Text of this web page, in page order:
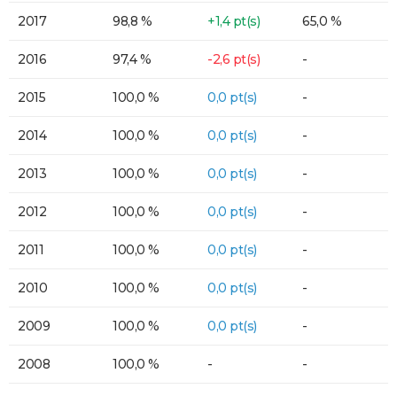
2017 98,8 % +1,4 pt(s) 65,0 %
2016 97,4 % -2,6 pt(s) -
2015 100,0 % 0,0 pt(s) -
2014 100,0 % 0,0 pt(s) -
2013 100,0 % 0,0 pt(s) -
2012 100,0 % 0,0 pt(s) -
2011 100,0 % 0,0 pt(s) -
2010 100,0 % 0,0 pt(s) -
2009 100,0 % 0,0 pt(s) -
2008 100,0 % - -